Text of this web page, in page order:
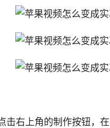
右上角的制作按钮，在